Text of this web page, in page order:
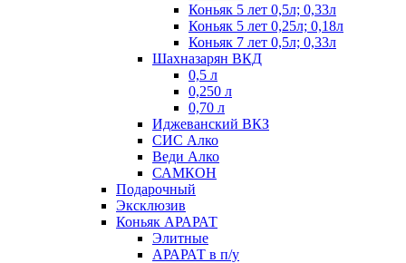
Коньяк 5 лет 0,5л; 0,33л
Коньяк 5 лет 0,25л; 0,18л
Коньяк 7 лет 0,5л; 0,33л
Шахназарян ВКД
0,5 л
0,250 л
0,70 л
Иджеванский ВКЗ
СИС Алко
Веди Алко
САМКОН
Подарочный
Эксклюзив
Коньяк АРАРАТ
Элитные
АРАРАТ в п/у